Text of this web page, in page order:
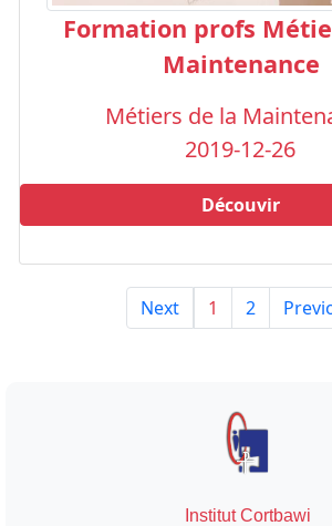
Formation profs
Maintenance
Métiers de la
2019-12-26
Découvir
Next 1 2
Institut Cortbawi